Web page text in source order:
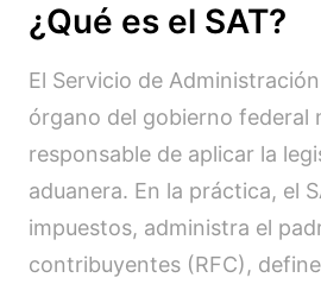
¿Qué es el SAT?
El Servicio de
órgano del gobierno federal
responsable de aplicar la
aduanera. En la práctica, el
impuestos, administra el
contribuyentes (RFC),